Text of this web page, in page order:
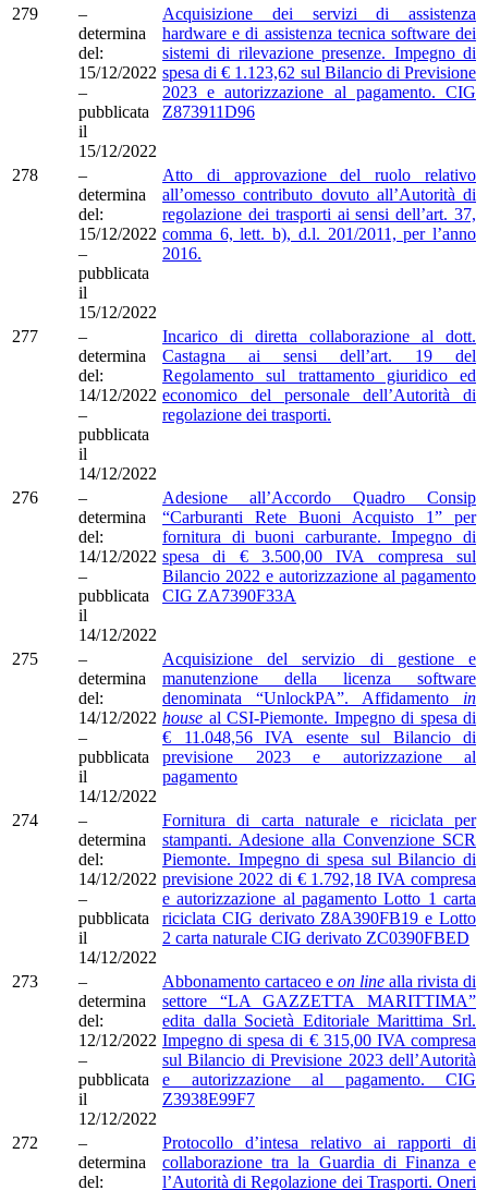
279
–
determina
del:
15/12/2022
–
pubblicata
il
15/12/2022
Acquisizione dei servizi di assistenza
hardware e di assistenza tecnica software dei
sistemi di rilevazione presenze. Impegno di
spesa di € 1.123,62 sul Bilancio di Previsione
2023 e autorizzazione al pagamento. CIG
Z873911D96
278
–
determina
del:
15/12/2022
–
pubblicata
il
15/12/2022
Atto di approvazione del ruolo relativo
all’omesso contributo dovuto all’Autorità di
regolazione dei trasporti ai sensi dell’art. 37,
comma 6, lett. b), d.l. 201/2011, per l’anno
2016.
277
–
determina
del:
14/12/2022
–
pubblicata
il
14/12/2022
Incarico di diretta collaborazione al dott.
Castagna ai sensi dell’art. 19 del
Regolamento sul trattamento giuridico ed
economico del personale dell’Autorità di
regolazione dei trasporti.
276
–
determina
del:
14/12/2022
–
pubblicata
il
14/12/2022
Adesione all’Accordo Quadro Consip
“Carburanti Rete Buoni Acquisto 1” per
fornitura di buoni carburante. Impegno di
spesa di € 3.500,00 IVA compresa sul
Bilancio 2022 e autorizzazione al pagamento
CIG ZA7390F33A
275
–
determina
del:
14/12/2022
–
pubblicata
il
14/12/2022
Acquisizione del servizio di gestione e
manutenzione della licenza software
denominata “UnlockPA”. Affidamento in
house al CSI-Piemonte. Impegno di spesa di
€ 11.048,56 IVA esente sul Bilancio di
previsione 2023 e autorizzazione al
pagamento
274
–
determina
del:
14/12/2022
–
pubblicata
il
14/12/2022
Fornitura di carta naturale e riciclata per
stampanti. Adesione alla Convenzione SCR
Piemonte. Impegno di spesa sul Bilancio di
previsione 2022 di € 1.792,18 IVA compresa
e autorizzazione al pagamento Lotto 1 carta
riciclata CIG derivato Z8A390FB19 e Lotto
2 carta naturale CIG derivato ZC0390FBED
273
–
determina
del:
12/12/2022
–
pubblicata
il
12/12/2022
Abbonamento cartaceo e on line alla rivista di
settore “LA GAZZETTA MARITTIMA”
edita dalla Società Editoriale Marittima Srl.
Impegno di spesa di € 315,00 IVA compresa
sul Bilancio di Previsione 2023 dell’Autorità
e autorizzazione al pagamento. CIG
Z3938E99F7
272
–
determina
del:
Protocollo d’intesa relativo ai rapporti di
collaborazione tra la Guardia di Finanza e
l’Autorità di Regolazione dei Trasporti. Oneri